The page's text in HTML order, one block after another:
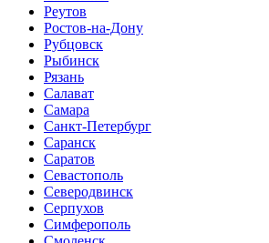
Реутов
Ростов-на-Дону
Рубцовск
Рыбинск
Рязань
Салават
Самара
Санкт-Петербург
Саранск
Саратов
Севастополь
Северодвинск
Серпухов
Симферополь